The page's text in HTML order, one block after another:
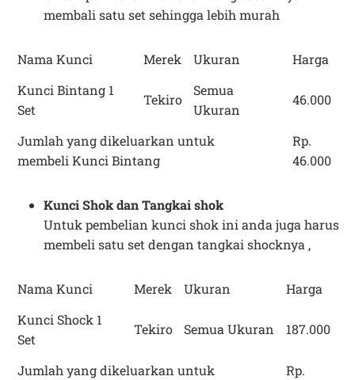
membali satu set sehingga lebih murah
Nama Kunci Merek Ukuran
Harga
Kunci Bintang 1
Set
Tekiro
Semua
Ukuran
46.000
Jumlah yang dikeluarkan untuk
membeli Kunci Bintang
Rp.
46.000
Kunci Shok dan Tangkai shok
Untuk pembelian kunci shok ini anda juga harus
membeli satu set dengan tangkai shocknya ,
Nama Kunci Merek Ukuran
Harga
Kunci Shock 1
Set
Tekiro Semua Ukuran 187.000
Jumlah yang dikeluarkan untuk
Rp.